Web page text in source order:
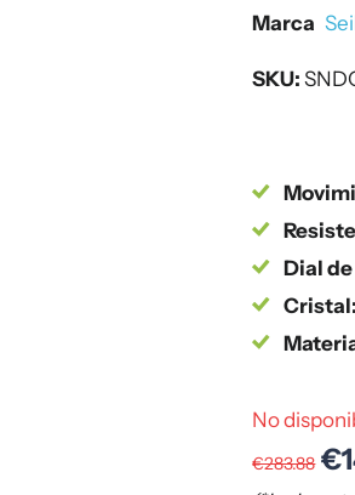
Marca
SKU:
Dial
No
€283.88